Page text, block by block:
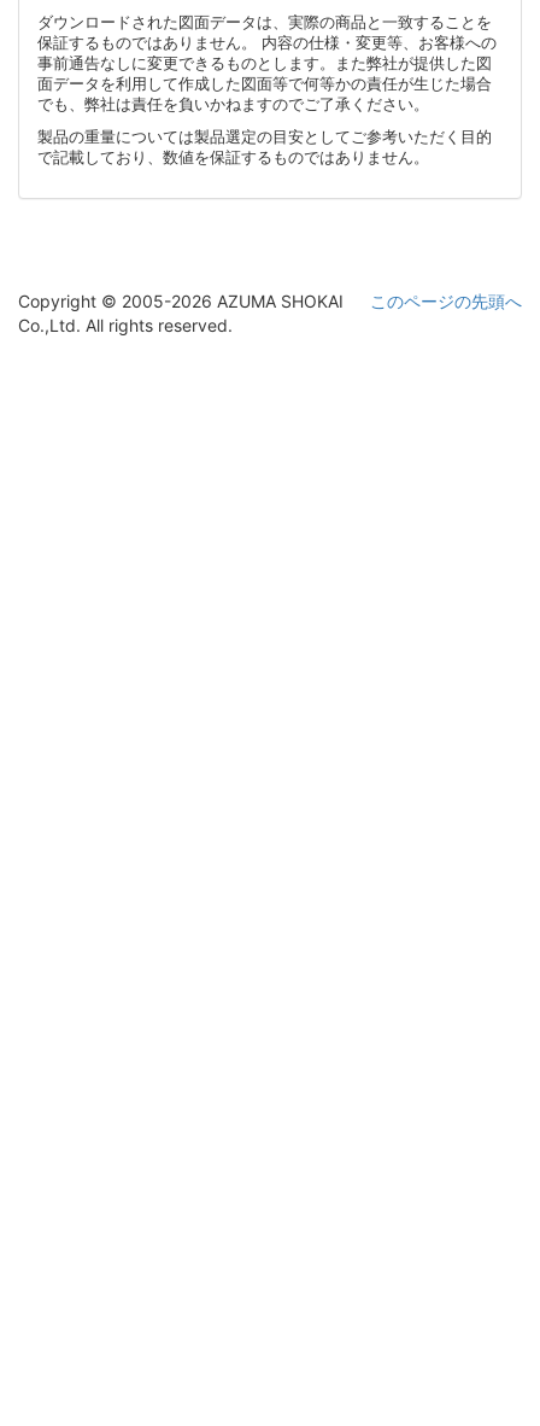
ダウンロードされた図面データは、実際の商品と一致することを
保証するものではありません。 内容の仕様・変更等、お客様への
事前通告なしに変更できるものとします。また弊社が提供した図
面データを利用して作成した図面等で何等かの責任が生じた場合
でも、弊社は責任を負いかねますのでご了承ください。
製品の重量については製品選定の目安としてご参考いただく目的
で記載しており、数値を保証するものではありません。
このページの先頭へ
Copyright © 2005-2026 AZUMA SHOKAI
Co.,Ltd. All rights reserved.